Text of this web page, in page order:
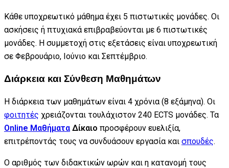
Κάθε υποχρεωτικό μάθημα έχει 5 πιστωτικές μονάδες. Οι
ασκήσεις ή πτυχιακά επιβραβεύονται με 6 πιστωτικές
μονάδες. Η συμμετοχή στις εξετάσεις είναι υποχρεωτική
σε Φεβρουάριο, Ιούνιο και Σεπτέμβριο.
Διάρκεια και Σύνθεση Μαθημάτων
Η διάρκεια των μαθημάτων είναι 4 χρόνια (8 εξάμηνα). Οι
φοιτητές χρειάζονται τουλάχιστον 240 ECTS μονάδες. Τα
Online Μαθήματα Δίκαιο προσφέρουν ευελιξία,
επιτρέποντάς τους να συνδυάσουν εργασία και σπουδές.
Ο αριθμός των διδακτικών ωρών και η κατανομή τους